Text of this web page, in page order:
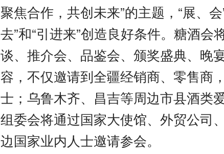
聚焦合作，共创未来”的主题，“展、
去”和“引进来”创造良好条件。糖酒会
谈、推介会、品鉴会、颁奖盛典、晚
容，不仅邀请到全疆经销商、零售商
士；乌鲁木齐、昌吉等周边市县酒类
组委会将通过国家大使馆、外贸公司
边国家业内人士邀请参会。